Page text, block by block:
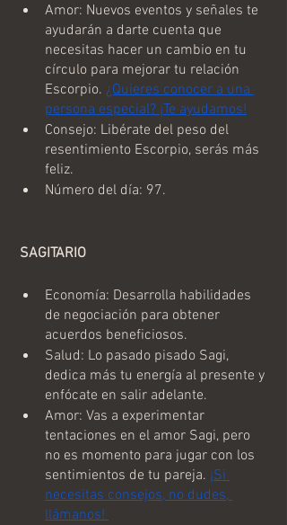
Amor: Nuevos eventos y señales te
ayudarán a darte cuenta que
necesitas hacer un cambio en tu
círculo para mejorar tu relación
Escorpio. ¿Quieres conocer a una
persona especial? ¡Te ayudamos!
Consejo: Libérate del peso del
resentimiento Escorpio, serás más
feliz.
Número del día: 97.
SAGITARIO
Economía: Desarrolla habilidades
de negociación para obtener
acuerdos beneficiosos.
Salud: Lo pasado pisado Sagi,
dedica más tu energía al presente y
enfócate en salir adelante.
Amor: Vas a experimentar
tentaciones en el amor Sagi, pero
no es momento para jugar con los
sentimientos de tu pareja. ¡Si
necesitas consejos, no dudes,
llámanos!